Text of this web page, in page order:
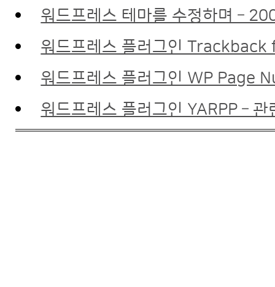
워드프레스 테마를 수정하며 –
워드프레스 플러그인 Trackback
워드프레스 플러그인 WP Page
워드프레스 플러그인 YARPP –